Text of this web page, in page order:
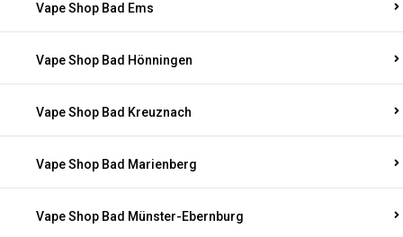
Vape Shop Bad Ems
Vape Shop Bad Hönningen
Vape Shop Bad Kreuznach
Vape Shop Bad Marienberg
Vape Shop Bad Münster-Ebernburg